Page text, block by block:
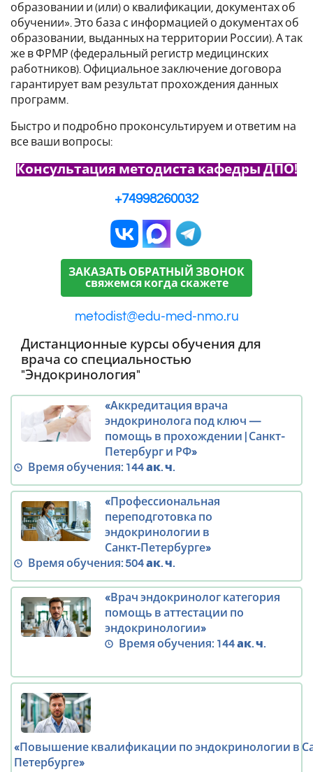
образовании и (или) о квалификации, документах об
обучении». Это база с информацией о документах об
образовании, выданных на территории России). А так
же в ФРМР (федеральный регистр медицинских
работников). Официальное заключение договора
гарантирует вам результат прохождения данных
программ.
Быстро и подробно проконсультируем и ответим на
все ваши вопросы:
Консультация методиста кафедры ДПО!
+74998260032
ЗАКАЗАТЬ ОБРАТНЫЙ ЗВОНОК
свяжемся когда скажете
metodist@edu-med-nmo.ru
Дистанционные курсы обучения для
врача со специальностью
"Эндокринология"
«Аккредитация врача
эндокринолога под ключ —
помощь в прохождении | Санкт-
Петербург и РФ»
Время обучения: 144 ак. ч.
«Профессиональная
переподготовка по
эндокринологии в
Санкт‑Петербурге»
Время обучения:504 ак. ч.
«Врач эндокринолог категория
помощь в аттестации по
эндокринологии»
Время обучения: 144 ак. ч.
«Повышение квалификации по эндокринологии в
Петербурге»